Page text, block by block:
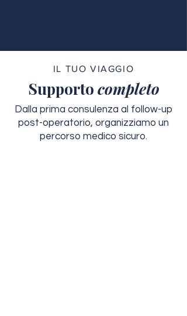
IL TUO VIAGGIO
Supporto completo
Dalla prima consulenza al follow-up
post-operatorio, organizziamo un
percorso medico sicuro.